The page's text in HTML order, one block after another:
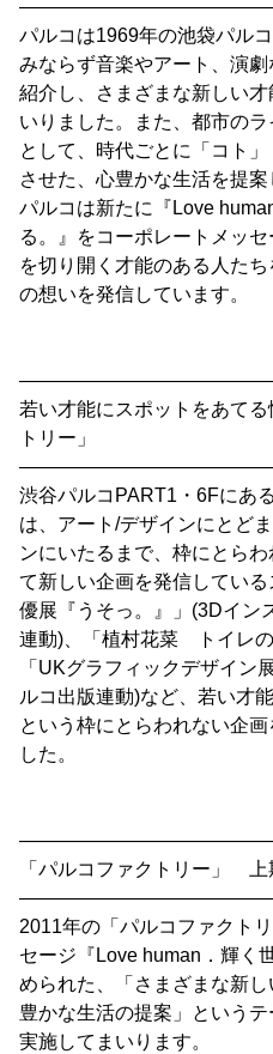
パルコは1969年の池袋パル
みならず音楽やアート、演
紹介し、さまざまな新しい
いりました。また、都市の
として、時代ごとに「コト
させた、心豊かな生活を提
パルコは新たに『Love
る。』をコーポレートメッ
を切り開く才能のある人た
の想いを発信しています。
若い才能にスポットをあて
トリー」
渋谷パルコPART1・6Fにあ
は、アート/デザインにとど
ンにいたるまで、枠にとら
て新しい企画を発信してい
優展『うそっ。』」(3Dイン
連動)、「植村花菜 トイレの
「UKグラフィックデザイン
ルコ出版連動)など、若い才
という枠にとらわれない企
した。
「パルコファクトリー」
2011年の「パルコファクト
セージ『Love human．輝く
められた、「さまざまな新
豊かな生活の提案」という
実施してまいります。